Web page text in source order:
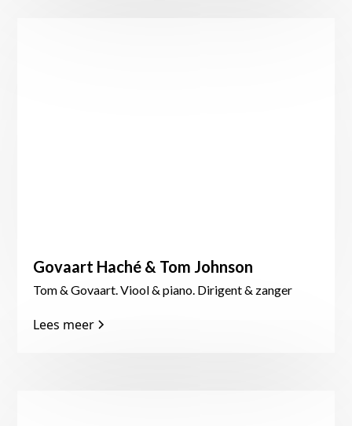
Govaart Haché & Tom Johnson
Tom & Govaart. Viool & piano. Dirigent & zanger
Lees meer